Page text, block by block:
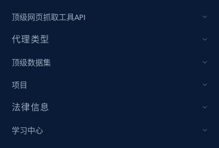
顶级网页抓取工具API
代理类型
顶级数据集
项目
法律信息
学习中心